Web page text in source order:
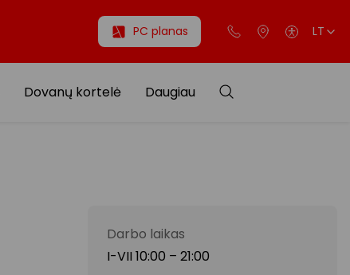
PC planas LT
Dovanų kortelė Daugiau
Darbo laikas
I-VII 10:00 – 21:00